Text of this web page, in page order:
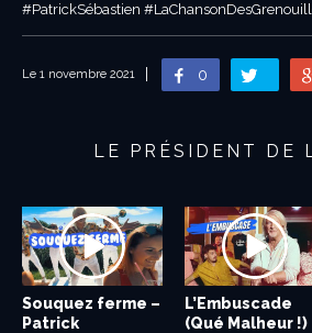
#PatrickSébastien
Le 1 novembre 2021 0
LE PRÉSIDENT DE
Souquez ferme –
Patrick
L’Embuscade
(Qué Malheur !)